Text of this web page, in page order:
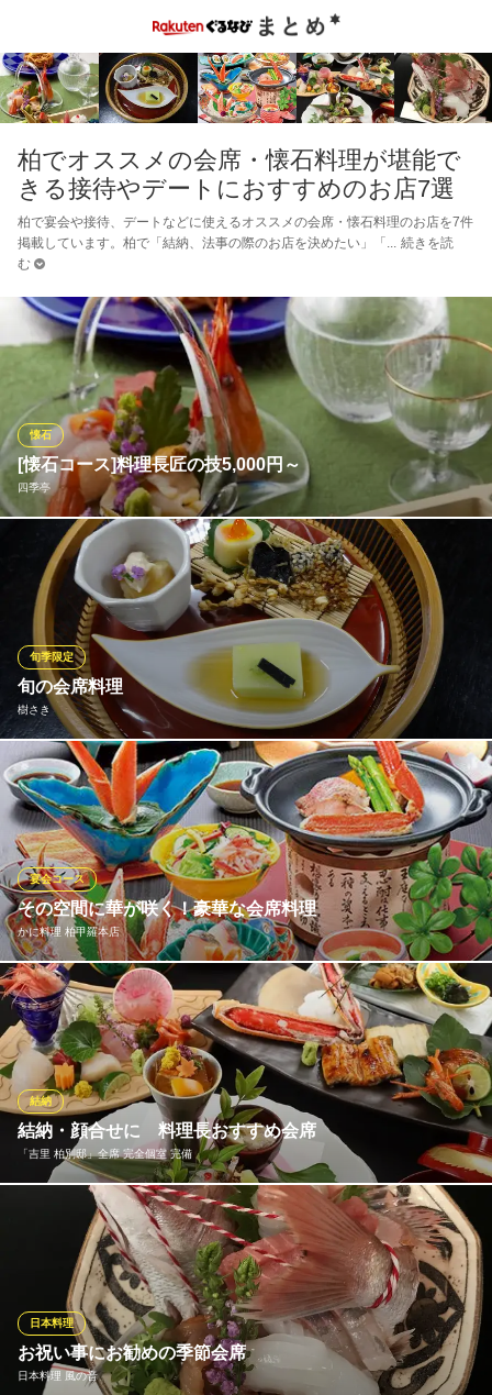
柏でオススメの会席・懐石料理が堪能で
きる接待やデートにおすすめのお店7選
柏で宴会や接待、デートなどに使えるオススメの会席・懐石料理のお店を7件
掲載しています。柏で「結納、法事の際のお店を決めたい」「
続きを読
む
[懐石コース]料理長匠の技5,000円～
四季亭
懐石
あわびや伊勢海老などの高級食材と市場へ出向いて買い付けた旬
を取り入れた、季節感あふれるコース料理は 慶弔の席にもふさわ
しい。鯛や伊勢海老の姿造りを盛り込んだお祝い用の懐石「吉
祥」を始め、献杯用食前酒にお造りなど7品と、〆に石挽手打ちそ
ばとデザートを供する法事用の「夢草」など、多彩な懐石プラン
をご用意。
四季亭
和食料亭
ＪＲ常磐線柏駅 車15分
千葉県柏市金山185-2
旬の会席料理
樹さき
旬季限定
四季折々の新鮮な旬の食材を ふんだんに使った会席料理！
樹さき
伝統の日本料理
ＪＲ常磐線柏駅西口 バス5分
千葉県柏市柏360
その空間に華が咲く！豪華な会席料理
かに料理 柏甲羅本店
宴会コース
ちょっとしたお集まりやご接待などに活躍する、華やかな会席や
御膳を多数ご用意。 こちらは人気の会席料理『流氷』 ※各種ご宴
会・ご予算に応じてご用意も可能ですので、お気軽にご相談下さ
い。
かに料理 柏甲羅本店
慶事 法事 各種宴会
ＪＲ常磐線柏駅西口 徒歩10分
千葉県柏市旭町4-1-7
結納・顔合せに 料理長おすすめ会席
「吉里 柏別邸」全席 完全個室 完備
結納
結納や顔合せにふさわしい、格式あるお食事をお楽しみいただけ
る会席をご用意しております。料理長が厳選した季節の食材を使
用し、見た目にも美しい盛り付けで、目と舌で楽しむ一品一品を
ご提供。伝統的な和の美を大切にしつつ、現代的なアレンジも加
えた料理をお楽しみいただけます。
「吉里 柏別邸」全席 完全個室 完備
お祝い事にお勧めの季節会席
日本料理 風の音
日本料理